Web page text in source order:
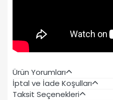
Ürün Yorumları
İptal ve İade Koşulları
Taksit Seçenekleri